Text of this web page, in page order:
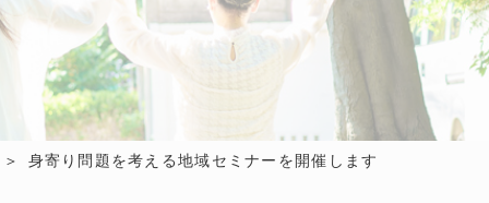
身寄り問題を考える地域セミナーを開催します